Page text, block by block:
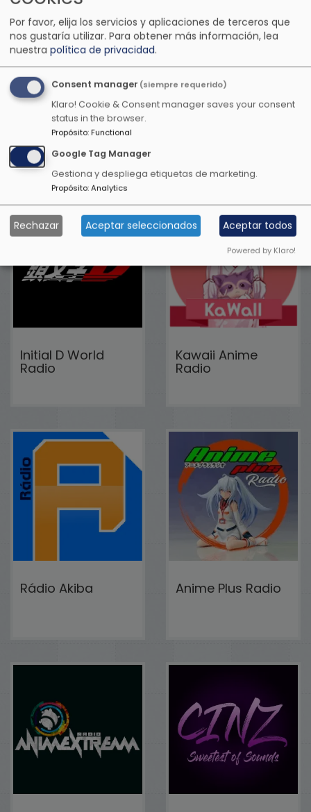
Otras emisoras de música
anime
Initial D World
Radio
Kawaii Anime
Radio
Rádio Akiba Anime Plus Radio
Por favor, elija los servicios y aplicaciones de terceros que
nos gustaría utilizar. Para obtener más información, lea
nuestra política de privacidad.
Consent manager (siempre requerido)
Klaro! Cookie & Consent manager saves your consent
status in the browser.
Propósito:Functional
Google Tag Manager
Gestiona y despliega etiquetas de marketing.
Propósito:Analytics
Rechazar Aceptar seleccionados Aceptar todos
Powered by Klaro!